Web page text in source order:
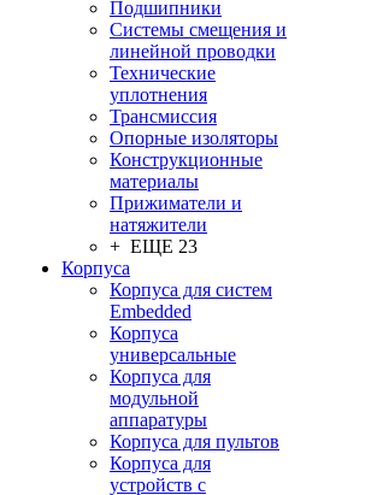
Подшипники
Системы смещения и
линейной проводки
Технические
уплотнения
Трансмиссия
Опорные изоляторы
Конструкционные
материалы
Прижиматели и
натяжители
+ ЕЩЕ 23
Корпуса
Корпуса для систем
Embedded
Корпуса
универсальные
Корпуса для
модульной
аппаратуры
Корпуса для пультов
Корпуса для
устройств с